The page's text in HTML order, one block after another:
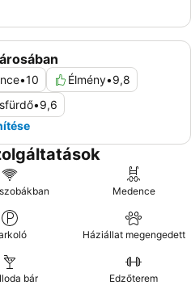
•10 Élmény•9,8
•9,6
Medence
Háziállat megengedett
bár Edzőterem